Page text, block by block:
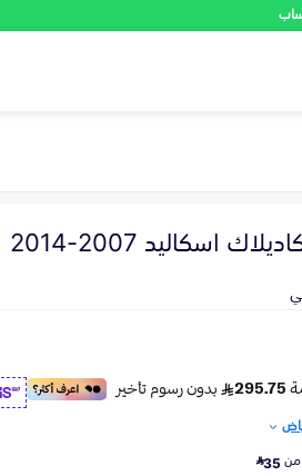
2007-2014
35